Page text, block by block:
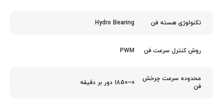
تکنولوژی هسته فن Hydro Bearing
روش کنترل سرعت فن PWM
محدوده سرعت چرخش
فن
0~1850 دور بر دقیقه